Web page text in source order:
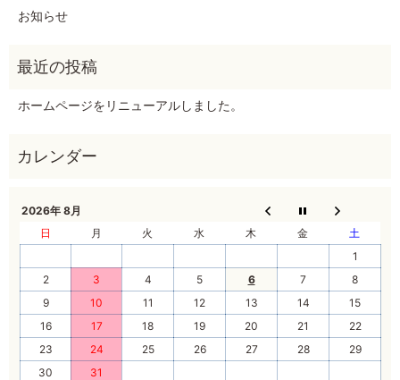
お知らせ
ホームページをリニューアルしました。
2026年 8月
日
月 火 水 木 金
土
1
2
3 4 5 6 7
8
9
10 11 12 13 14
15
16
17 18 19 20 21
22
23
24 25 26 27 28
29
30
31